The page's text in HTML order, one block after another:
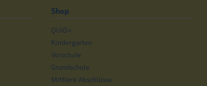
Shop
QUID+
Kindergarten
Vorschule
Grundschule
Mittlere Abschlüsse